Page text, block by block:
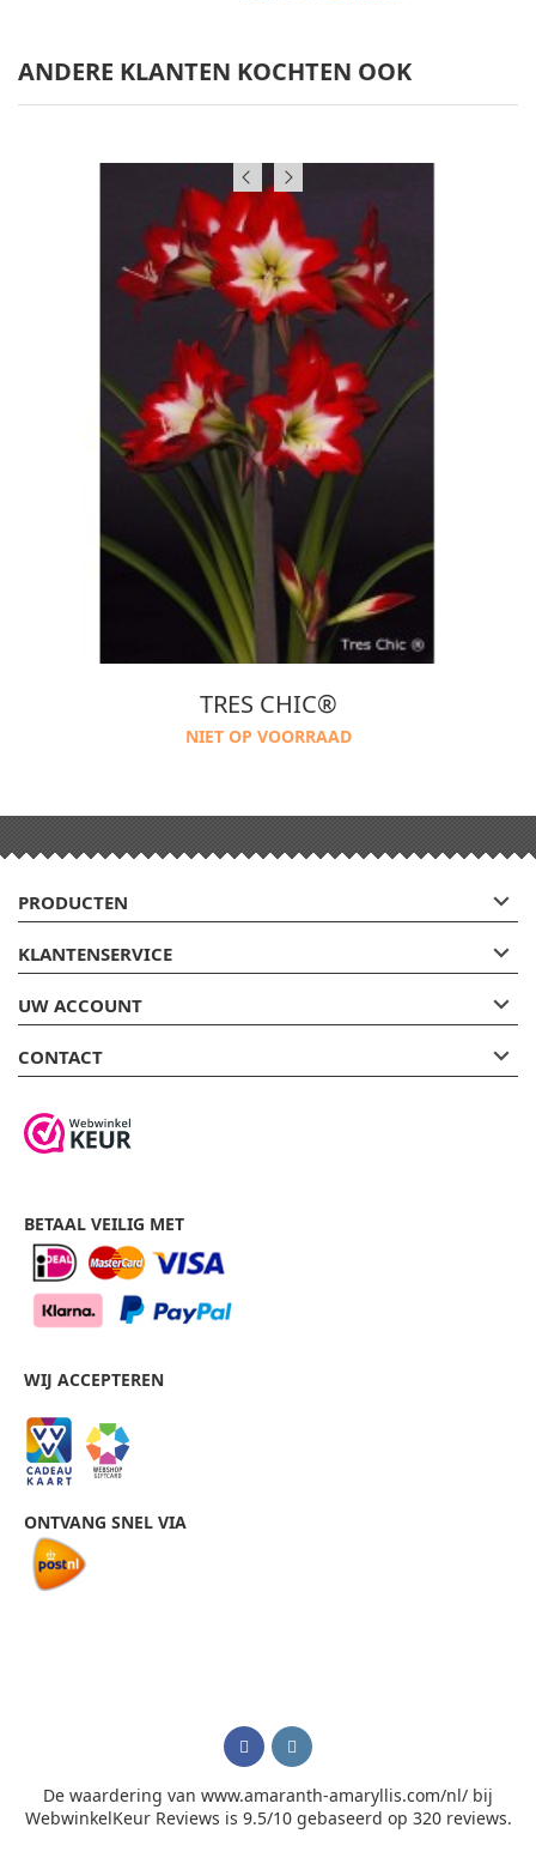
ANDERE KLANTEN KOCHTEN OOK
TRES CHIC®
NIET OP VOORRAAD
PRODUCTEN 
KLANTENSERVICE 
UW ACCOUNT 
CONTACT 
BETAAL VEILIG MET
WIJ ACCEPTEREN
ONTVANG SNEL VIA
De waardering van www.amaranth-amaryllis.com/nl/ bij
WebwinkelKeur Reviews is 9.5/10 gebaseerd op 320 reviews.